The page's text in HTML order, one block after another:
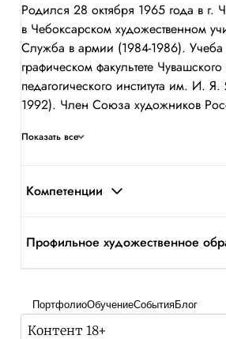
Родился 28 октября 1965 года в г.
в Чебоксарском художественном
Служба в армии (1984-1986). Учеба
графическом факультете
педагогического института им. И.
1992). Член Союза художников
Показать все
Компетенции
Профильное художественное
ПортфолиоОбучениеСобытияБлог
Контент 18+